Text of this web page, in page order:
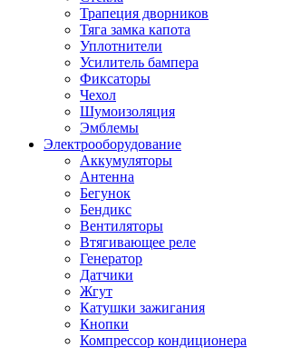
Трапеция дворников
Тяга замка капота
Уплотнители
Усилитель бампера
Фиксаторы
Чехол
Шумоизоляция
Эмблемы
Электрооборудование
Аккумуляторы
Антенна
Бегунок
Бендикс
Вентиляторы
Втягивающее реле
Генератор
Датчики
Жгут
Катушки зажигания
Кнопки
Компрессор кондиционера